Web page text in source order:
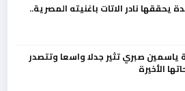
يحققها نادر الاتات باغنيته المصرية..
ياسمين صبري تثير جدلا واسعا وتتصدر
الأخيرة